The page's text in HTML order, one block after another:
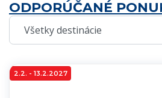
EURÓPA
ZEM
AKTUÁLNA
AKTUÁLNA
ODPORÚČANÉ
2.2. - 13.2.2027